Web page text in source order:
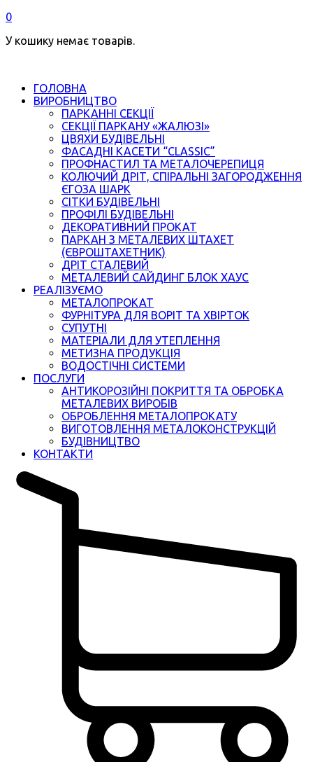
0
У кошику немає товарів.
ГОЛОВНА
ВИРОБНИЦТВО
ПАРКАННІ СЕКЦІЇ
СЕКЦІЇ ПАРКАНУ «ЖАЛЮЗІ»
ЦВЯХИ БУДІВЕЛЬНІ
ФАСАДНІ КАСЕТИ “CLASSIC”
ПРОФНАСТИЛ ТА МЕТАЛОЧЕРЕПИЦЯ
КОЛЮЧИЙ ДРІТ, СПІРАЛЬНІ ЗАГОРОДЖЕННЯ
ЄГОЗА ШАРК
СІТКИ БУДІВЕЛЬНІ
ПРОФІЛІ БУДІВЕЛЬНІ
ДЕКОРАТИВНИЙ ПРОКАТ
ПАРКАН З МЕТАЛЕВИХ ШТАХЕТ
(ЄВРОШТАХЕТНИК)
ДРІТ СТАЛЕВИЙ
МЕТАЛЕВИЙ САЙДИНГ БЛОК ХАУС
РЕАЛІЗУЄМО
МЕТАЛОПРОКАТ
ФУРНІТУРА ДЛЯ ВОРІТ ТА ХВІРТОК
СУПУТНІ
МАТЕРІАЛИ ДЛЯ УТЕПЛЕННЯ
МЕТИЗНА ПРОДУКЦІЯ
ВОДОСТІЧНІ СИСТЕМИ
ПОСЛУГИ
АНТИКОРОЗІЙНІ ПОКРИТТЯ ТА ОБРОБКА
МЕТАЛЕВИХ ВИРОБІВ
ОБРОБЛЕННЯ МЕТАЛОПРОКАТУ
ВИГОТОВЛЕННЯ МЕТАЛОКОНСТРУКЦІЙ
БУДІВНИЦТВО
КОНТАКТИ